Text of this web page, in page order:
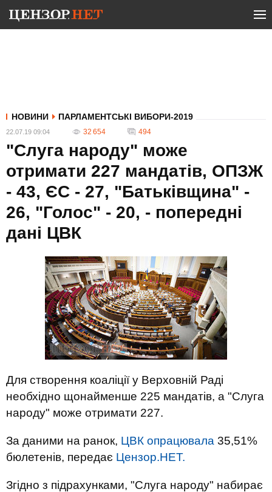
НОВИНИ ПАРЛАМЕНТСЬКІ ВИБОРИ-2019
22.07.19 09:04 32 654 494
"Слуга народу" може
отримати 227 мандатів, ОПЗЖ
- 43, ЄС - 27, "Батьківщина" -
26, "Голос" - 20, - попередні
дані ЦВК
Для створення коаліції у Верховній Раді
необхідно щонайменше 225 мандатів, а "Слуга
народу" може отримати 227.
За даними на ранок, ЦВК опрацювала 35,51%
бюлетенів, передає Цензор.НЕТ.
Згідно з підрахунками, "Слуга народу" набирає